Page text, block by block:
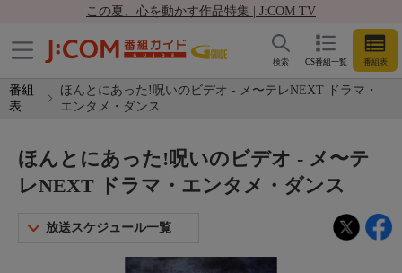
この夏、心を動かす作品特集 | J:COM TV
CS番組一覧 番組表
検索
番組
表
ほんとにあった!呪いのビデオ - メ〜テレNEXT ドラマ・
エンタメ・ダンス
ほんとにあった!呪いのビデオ - メ〜テ
レNEXT ドラマ・エンタメ・ダンス
放送スケジュール一覧